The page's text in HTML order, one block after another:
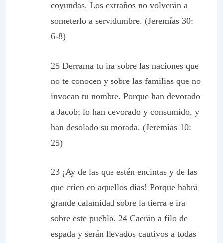
coyundas. Los extraños no volverán a
someterlo a servidumbre. (Jeremías 30:
6-8)
25 Derrama tu ira sobre las naciones que
no te conocen y sobre las familias que no
invocan tu nombre. Porque han devorado
a Jacob; lo han devorado y consumido, y
han desolado su morada. (Jeremías 10:
25)
23 ¡Ay de las que estén encintas y de las
que críen en aquellos días! Porque habrá
grande calamidad sobre la tierra e ira
sobre este pueblo. 24 Caerán a filo de
espada y serán llevados cautivos a todas